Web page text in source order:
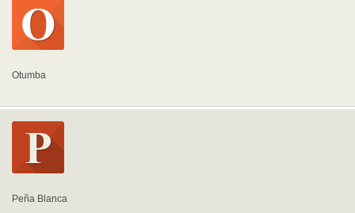
Otumba
Peña Blanca